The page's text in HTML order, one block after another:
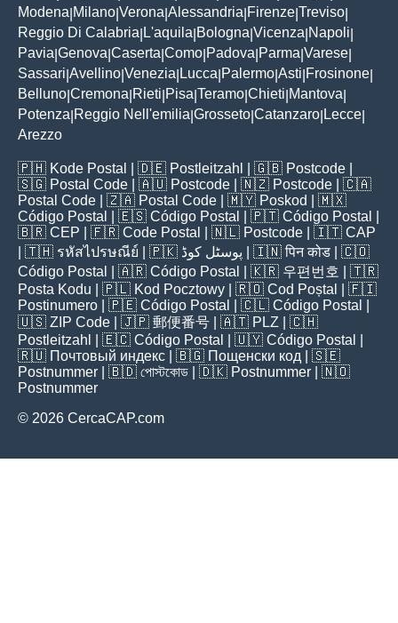
Modena Milano Verona Alessandria Firenze Treviso
Reggio Di Calabria L'aquila Bologna Vicenza Napoli
Pavia Genova Caserta Como Padova Parma Varese
Sassari Avellino Venezia Lucca Palermo Asti Frosinone
Belluno Cremona Rieti Pisa Teramo Chieti Mantova
Potenza Reggio Nell'emilia Grosseto Catanzaro Lecce
Arezzo
🇵🇭 Kode Postal | 🇩🇪 Postleitzahl | 🇬🇧 Postcode
🇸🇬 Postal Code | 🇦🇺 Postcode | 🇳🇿 Postcode | 🇨🇦
Postal Code | 🇿🇦 Postal Code | 🇲🇾 Poskod
| 🇲🇽
Código Postal
| 🇪🇸 Código Postal | 🇵🇹 Código Postal
🇧🇷 CEP | 🇫🇷 Code Postal | 🇳🇱 Postcode | 🇮🇹 CAP
| 🇹🇭 รหัสไปรษณีย์ | 🇵🇰 پوسٹل کوڈ | 🇮🇳पिन कोड | 🇨🇴
Código Postal
| 🇦🇷 Código Postal | 🇰🇷 우편번호
| 🇹🇷
Posta Kodu | 🇵🇱 Kod Pocztowy | 🇷🇴 Cod Poștal
| 🇫🇮
Postinumero | 🇵🇪 Código Postal | 🇨🇱 Código Postal
🇺🇸 ZIP Code | 🇯🇵 郵便番号 | 🇦🇹 PLZ | 🇨🇭
Postleitzahl
| 🇪🇨 Código Postal | 🇺🇾 Código Postal
🇷🇺 Почтовый индекс | 🇧🇬 Пощенски код | 🇸🇪
Postnummer | 🇧🇩 পোস্টকোড | 🇩🇰 Postnummer | 🇳🇴
Postnummer
© 2026 CercaCAP.com